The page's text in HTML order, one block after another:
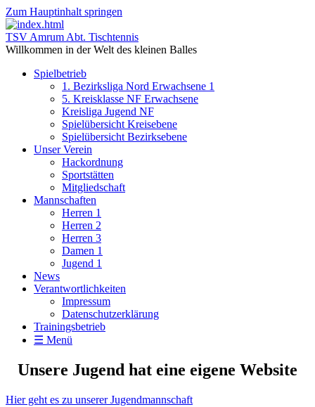
Zum Hauptinhalt springen
TSV Amrum Abt. Tischtennis
Willkommen in der Welt des kleinen Balles
Spielbetrieb
1. Bezirksliga Nord Erwachsene 1
5. Kreisklasse NF Erwachsene
Kreisliga Jugend NF
Spielübersicht Kreisebene
Spielübersicht Bezirksebene
Unser Verein
Hackordnung
Sportstätten
Mitgliedschaft
Mannschaften
Herren 1
Herren 2
Herren 3
Damen 1
Jugend 1
News
Verantwortlichkeiten
Impressum
Datenschutzerklärung
Trainingsbetrieb
☰ Menü
Unsere Jugend hat eine eigene Website
Hier geht es zu unserer Jugendmannschaft